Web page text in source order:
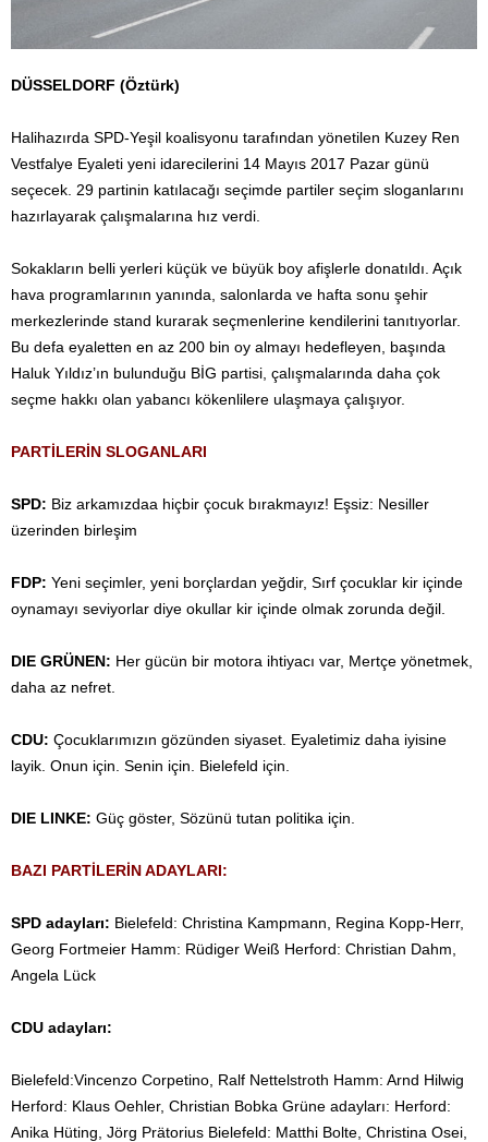
DÜSSELDORF (Öztürk)
Halihazırda SPD-Yeşil koalisyonu tarafından yönetilen Kuzey Ren
Vestfalye Eyaleti yeni idarecilerini 14 Mayıs 2017 Pazar günü
seçecek. 29 partinin katılacağı seçimde partiler seçim sloganlarını
hazırlayarak çalışmalarına hız verdi.
Sokakların belli yerleri küçük ve büyük boy afişlerle donatıldı. Açık
hava programlarının yanında, salonlarda ve hafta sonu şehir
merkezlerinde stand kurarak seçmenlerine kendilerini tanıtıyorlar.
Bu defa eyaletten en az 200 bin oy almayı hedefleyen, başında
Haluk Yıldız’ın bulunduğu BİG partisi, çalışmalarında daha çok
seçme hakkı olan yabancı kökenlilere ulaşmaya çalışıyor.
PARTİLERİN SLOGANLARI
SPD: Biz arkamızdaa hiçbir çocuk bırakmayız! Eşsiz: Nesiller
üzerinden birleşim
FDP: Yeni seçimler, yeni borçlardan yeğdir, Sırf çocuklar kir içinde
oynamayı seviyorlar diye okullar kir içinde olmak zorunda değil.
DIE GRÜNEN: Her gücün bir motora ihtiyacı var, Mertçe yönetmek,
daha az nefret.
CDU: Çocuklarımızın gözünden siyaset. Eyaletimiz daha iyisine
layik. Onun için. Senin için. Bielefeld için.
DIE LINKE: Güç göster, Sözünü tutan politika için.
BAZI PARTİLERİN ADAYLARI:
SPD adayları: Bielefeld: Christina Kampmann, Regina Kopp-Herr,
Georg Fortmeier Hamm: Rüdiger Weiß Herford: Christian Dahm,
Angela Lück
CDU adayları:
Bielefeld:Vincenzo Corpetino, Ralf Nettelstroth Hamm: Arnd Hilwig
Herford: Klaus Oehler, Christian Bobka Grüne adayları: Herford:
Anika Hüting, Jörg Prätorius Bielefeld: Matthi Bolte, Christina Osei,